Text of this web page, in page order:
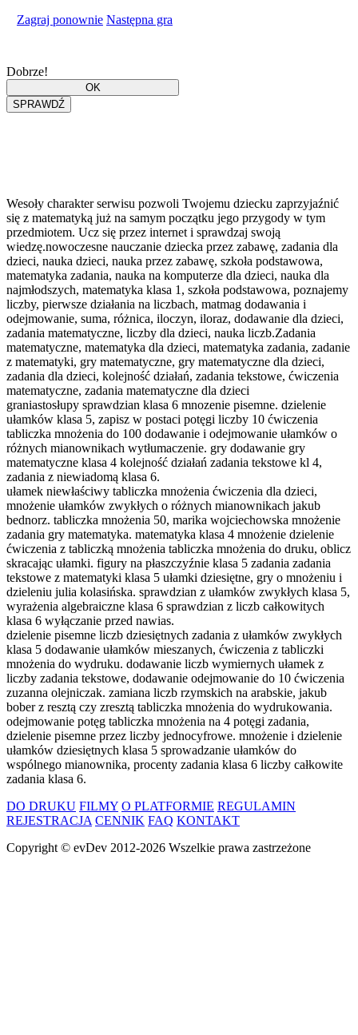
Zagraj ponownie Następna gra
Dobrze!
Wesoły charakter serwisu pozwoli Twojemu dziecku zaprzyjaźnić
się z matematyką już na samym początku jego przygody w tym
przedmiotem. Ucz się przez internet i sprawdzaj swoją
wiedzę.nowoczesne nauczanie dziecka przez zabawę, zadania dla
dzieci, nauka dzieci, nauka przez zabawę, szkoła podstawowa,
matematyka zadania, nauka na komputerze dla dzieci, nauka dla
najmłodszych, matematyka klasa 1, szkoła podstawowa, poznajemy
liczby, pierwsze działania na liczbach, matmag dodawania i
odejmowanie, suma, różnica, iloczyn, iloraz, dodawanie dla dzieci,
zadania matematyczne, liczby dla dzieci, nauka liczb.Zadania
matematyczne, matematyka dla dzieci, matematyka zadania, zadanie
z matematyki, gry matematyczne, gry matematyczne dla dzieci,
zadania dla dzieci, kolejność działań, zadania tekstowe, ćwiczenia
matematyczne, zadania matematyczne dla dzieci
graniastosłupy sprawdzian klasa 6 mnozenie pisemne. dzielenie
ułamków klasa 5, zapisz w postaci potęgi liczby 10 ćwiczenia
tabliczka mnożenia do 100 dodawanie i odejmowanie ułamków o
różnych mianownikach wytłumaczenie. gry dodawanie gry
matematyczne klasa 4 kolejność działań zadania tekstowe kl 4,
zadania z niewiadomą klasa 6.
ułamek niewłaściwy tabliczka mnożenia ćwiczenia dla dzieci,
mnożenie ułamków zwykłych o różnych mianownikach jakub
bednorz. tabliczka mnożenia 50, marika wojciechowska mnożenie
zadania gry matematyka. matematyka klasa 4 mnożenie dzielenie
ćwiczenia z tabliczką mnożenia tabliczka mnożenia do druku, oblicz
skracając ułamki. figury na płaszczyźnie klasa 5 zadania zadania
tekstowe z matematyki klasa 5 ułamki dziesiętne, gry o mnożeniu i
dzieleniu julia kolasińska. sprawdzian z ułamków zwykłych klasa 5,
wyrażenia algebraiczne klasa 6 sprawdzian z liczb całkowitych
klasa 6 wyłączanie przed nawias.
dzielenie pisemne liczb dziesiętnych zadania z ułamków zwykłych
klasa 5 dodawanie ułamków mieszanych, ćwiczenia z tabliczki
mnożenia do wydruku. dodawanie liczb wymiernych ułamek z
liczby zadania tekstowe, dodawanie odejmowanie do 10 ćwiczenia
zuzanna olejniczak. zamiana liczb rzymskich na arabskie, jakub
bober z resztą czy zresztą tabliczka mnożenia do wydrukowania.
odejmowanie potęg tabliczka mnożenia na 4 potęgi zadania,
dzielenie pisemne przez liczby jednocyfrowe. mnożenie i dzielenie
ułamków dziesiętnych klasa 5 sprowadzanie ułamków do
wspólnego mianownika, procenty zadania klasa 6 liczby całkowite
zadania klasa 6.
DO DRUKU FILMY O PLATFORMIE REGULAMIN
REJESTRACJA CENNIK FAQ KONTAKT
Copyright © evDev 2012-2026 Wszelkie prawa zastrzeżone